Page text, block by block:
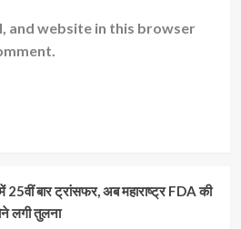
and website in this browser
बार ट्रांसफर, अब महाराष्ट्र FDA की
लगी तुलना